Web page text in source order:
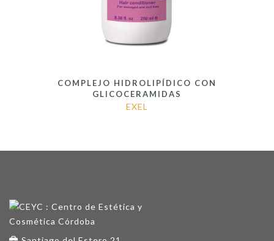
COMPLEJO HIDROLIPÍDICO CON
GLICOCERAMIDAS
EXEL